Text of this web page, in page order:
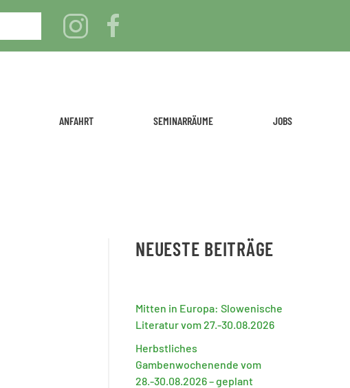
ANFAHRT SEMINARRÄUME JOBS
NEUESTE BEITRÄGE
Mitten in Europa: Slowenische
Literatur vom 27.-30.08.2026
Herbstliches
Gambenwochenende vom
28.-30.08.2026 – geplant